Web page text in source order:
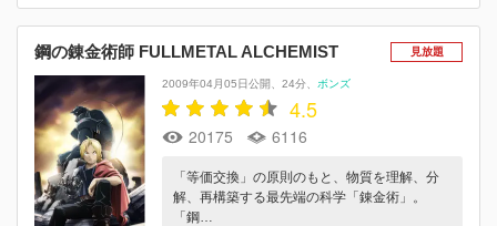
鋼の錬金術師 FULLMETAL ALCHEMIST 見放題
2009年04月05日公開 24分 ボンズ
4.5
20175 6116
「等価交換」の原則のもと、物質を理解、分
解、再構築する最先端の科学「錬金術」。
「鋼…